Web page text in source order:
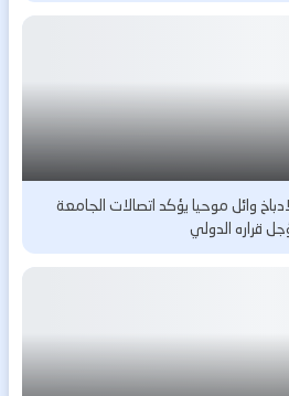
وائل موحيا يؤكد اتصالات الجامعة
قراره الدولي